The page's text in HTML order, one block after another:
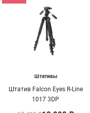
Штативы
Штатив Falcon Eyes R-Line
1017 3DP